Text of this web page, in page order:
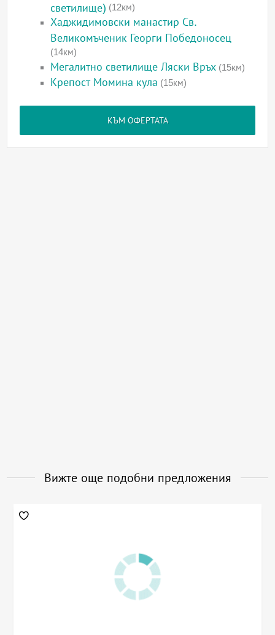
светилище) (12км)
Хаджидимовски манастир Св.
Великомъченик Георги Победоносец
(14км)
Мегалитно светилище Ляски Връх (15км)
Крепост Момина кула (15км)
КЪМ ОФЕРТАТА
Вижте още подобни предложения